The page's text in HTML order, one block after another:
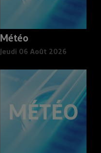
Météo
Jeudi 06 Août 2026